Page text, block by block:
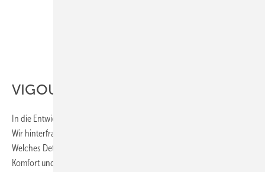
VIGOUR
In die Entwicklung unserer Vigour-Produkte stecken wir viel Herzblut.
Wir hinterfragen, optimieren und achten auf höchste Qualität.
Welches Detail lässt sich optisch noch verbessern, wie lassen sich
Komfort und Technik auf das nächste Level bringen und wie die